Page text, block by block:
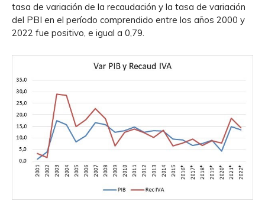
tasa de variación de la recaudación y la tasa de variación
del PBI en el período comprendido entre los años 2000 y
2022 fue positivo, e igual a 0,79.